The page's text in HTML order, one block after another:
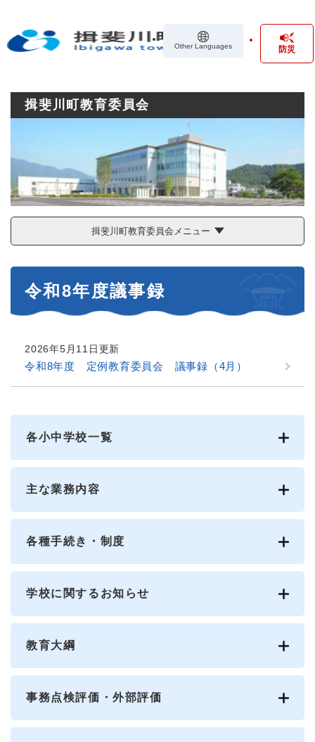
の
Other Languages 防災
揖斐川町教育委員会
揖斐川町教育委員会メニュー
令和8年度議事録
2026年5月11日更新
令和8年度 定例教育委員会 議事録（4月）
各小中学校一覧
主な業務内容
各種手続き・制度
学校に関するお知らせ
教育大綱
事務点検評価・外部評価